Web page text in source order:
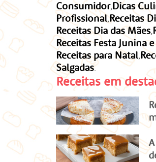
ConsumidorDicas
ProfissionalReceitas
Receitas Dia das Mães
Receitas Festa Junina
Receitas para Natal
Salgadas
Receitas em